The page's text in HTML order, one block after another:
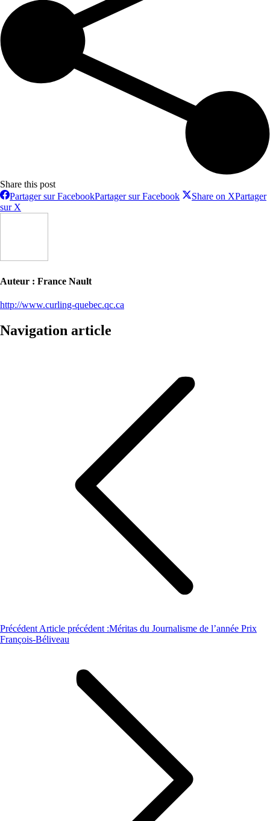
Share this post
Partager sur FacebookPartager sur Facebook Share on XPartager
sur X
Auteur : France Nault
http://www.curling-quebec.qc.ca
Navigation article
Précédent Article précédent :Méritas du Journalisme de l’année Prix
François-Béliveau